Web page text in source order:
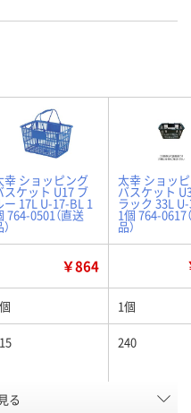
幸 ショッピング
スケット U17 ブ
ー 17L U-17-BL 1
764-0501（直送
太幸 ショッ
バスケット
ラック 33L
1個 764-0617
品）
￥864
1個
240
ー ブラック
る